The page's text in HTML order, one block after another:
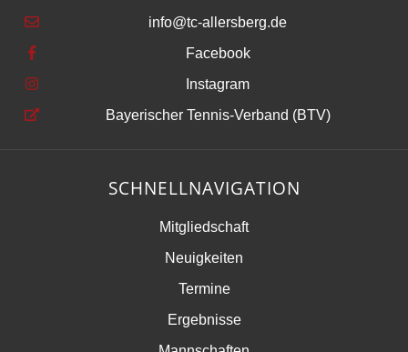
info@tc-allersberg.de
Facebook
Instagram
Bayerischer Tennis-Verband (BTV)
SCHNELLNAVIGATION
Mitgliedschaft
Neuigkeiten
Termine
Ergebnisse